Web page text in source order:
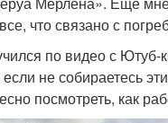
что связано с
по видео с Ютуб-
не собираетесь
посмотреть, как